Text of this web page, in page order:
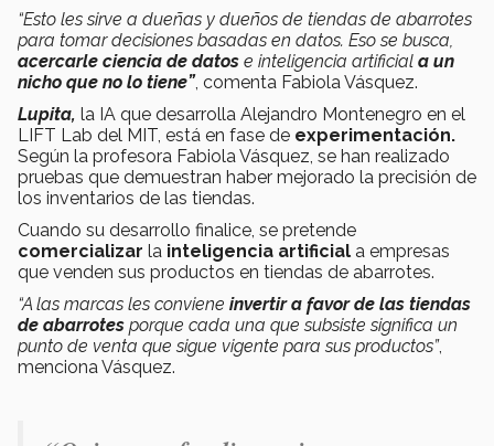
“Esto les sirve a dueñas y dueños de tiendas de abarrotes
para tomar decisiones basadas en datos. Eso se busca,
acercarle ciencia de datos e inteligencia artificial a un
nicho que no lo tiene”, comenta Fabiola Vásquez.
Lupita, la IA que desarrolla Alejandro Montenegro en el
LIFT Lab del MIT, está en fase de experimentación.
Según la profesora Fabiola Vásquez, se han realizado
pruebas que demuestran haber mejorado la precisión de
los inventarios de las tiendas.
Cuando su desarrollo finalice, se pretende
comercializar la inteligencia artificial a empresas
que venden sus productos en tiendas de abarrotes.
“A las marcas les conviene invertir a favor de las tiendas
de abarrotes porque cada una que subsiste significa un
punto de venta que sigue vigente para sus productos”,
menciona Vásquez.